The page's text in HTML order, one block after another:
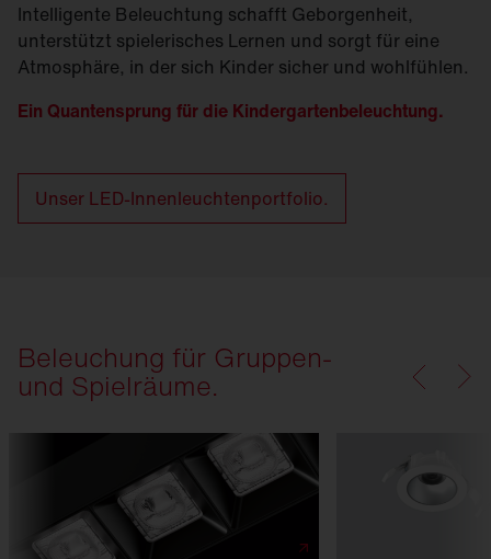
Intelligente Beleuchtung schafft Geborgenheit,
unterstützt spielerisches Lernen und sorgt für eine
Atmosphäre, in der sich Kinder sicher und wohlfühlen.
Ein Quantensprung für die Kindergartenbeleuchtung.
Unser LED-Innenleuchtenportfolio.
Beleuchung für Gruppen-
und Spielräume.